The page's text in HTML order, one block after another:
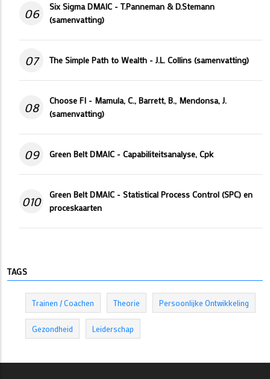
06
Six Sigma DMAIC - T.Panneman & D.Stemann
(samenvatting)
07 The Simple Path to Wealth - J.L. Collins (samenvatting)
08
Choose FI - Mamula, C., Barrett, B., Mendonsa, J.
(samenvatting)
09 Green Belt DMAIC - Capabiliteitsanalyse, Cpk
010
Green Belt DMAIC - Statistical Process Control (SPC) en
proceskaarten
TAGS
Trainen / Coachen Theorie Persoonlijke Ontwikkeling
Gezondheid Leiderschap